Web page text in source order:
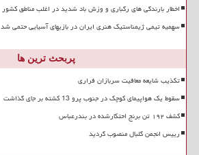
اخطار بارندگی های رگباری و وزش باد شدید در اغلب مناطق کشور
سهمیه تیمی ژیمناستیک هنری ایران در بازیهای آسیایی حتمی شد
پربحث ترین ها
تکذیب شایعه معافیت سربازان فراری
سقوط یک هواپیمای کوچک در جنوب پرو 13 کشته بر جای گذاشت
کشف ۱۹۲ تن برنج احتکارشده در بندرعباس
رییس انجمن گلبال منصوب گردید